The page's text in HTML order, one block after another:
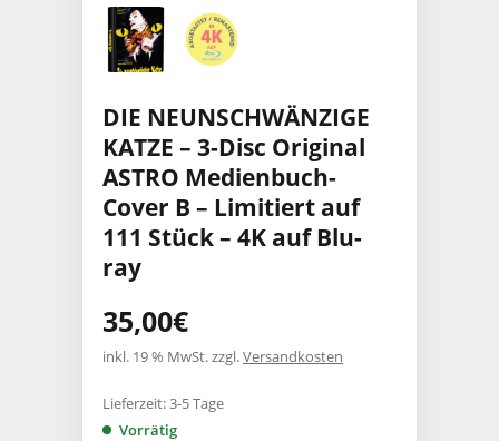
DIE NEUNSCHWÄNZIGE
KATZE – 3-Disc Original
ASTRO Medienbuch-
Cover B – Limitiert auf
111 Stück – 4K auf Blu-
ray
35,00€
inkl. 19 % MwSt.zzgl.Versandkosten
Lieferzeit:3-5 Tage
Vorrätig